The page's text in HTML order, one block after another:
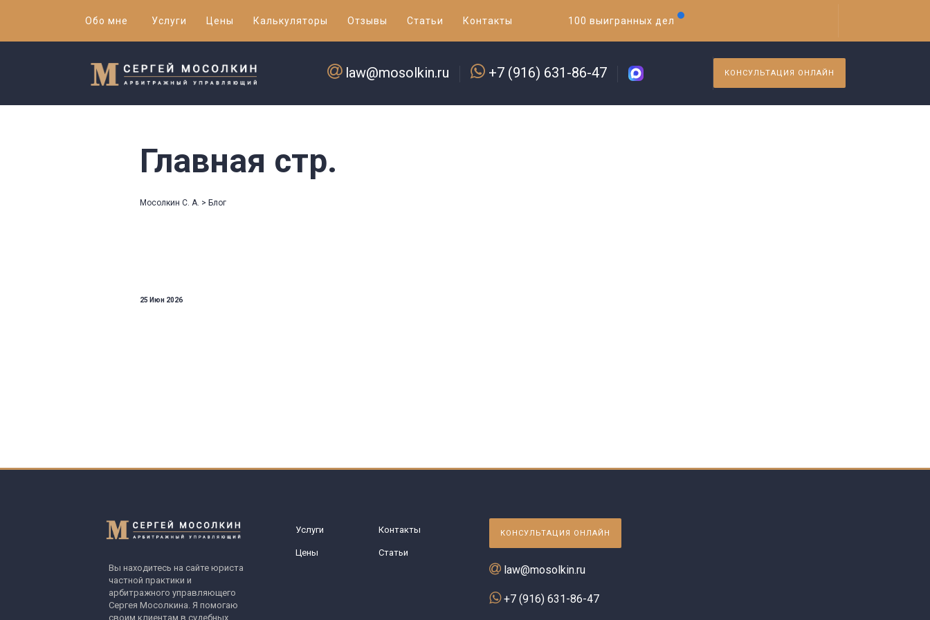
Обо мне Услуги Цены Калькуляторы Отзывы Статьи Контакты 100 выигранных дел
law@mosolkin.ru +7 (916) 631-86-47 КОНСУЛЬТАЦИЯ ОНЛАЙН
Главная стр.
Мосолкин С. А. > Блог
25 Июн 2026
Вы находитесь на сайте юриста
частной практики и
арбитражного управляющего
Сергея Мосолкина. Я помогаю
своим клиентам в судебных
Услуги
Цены
Контакты
Статьи
КОНСУЛЬТАЦИЯ ОНЛАЙН
law@mosolkin.ru
+7 (916) 631-86-47